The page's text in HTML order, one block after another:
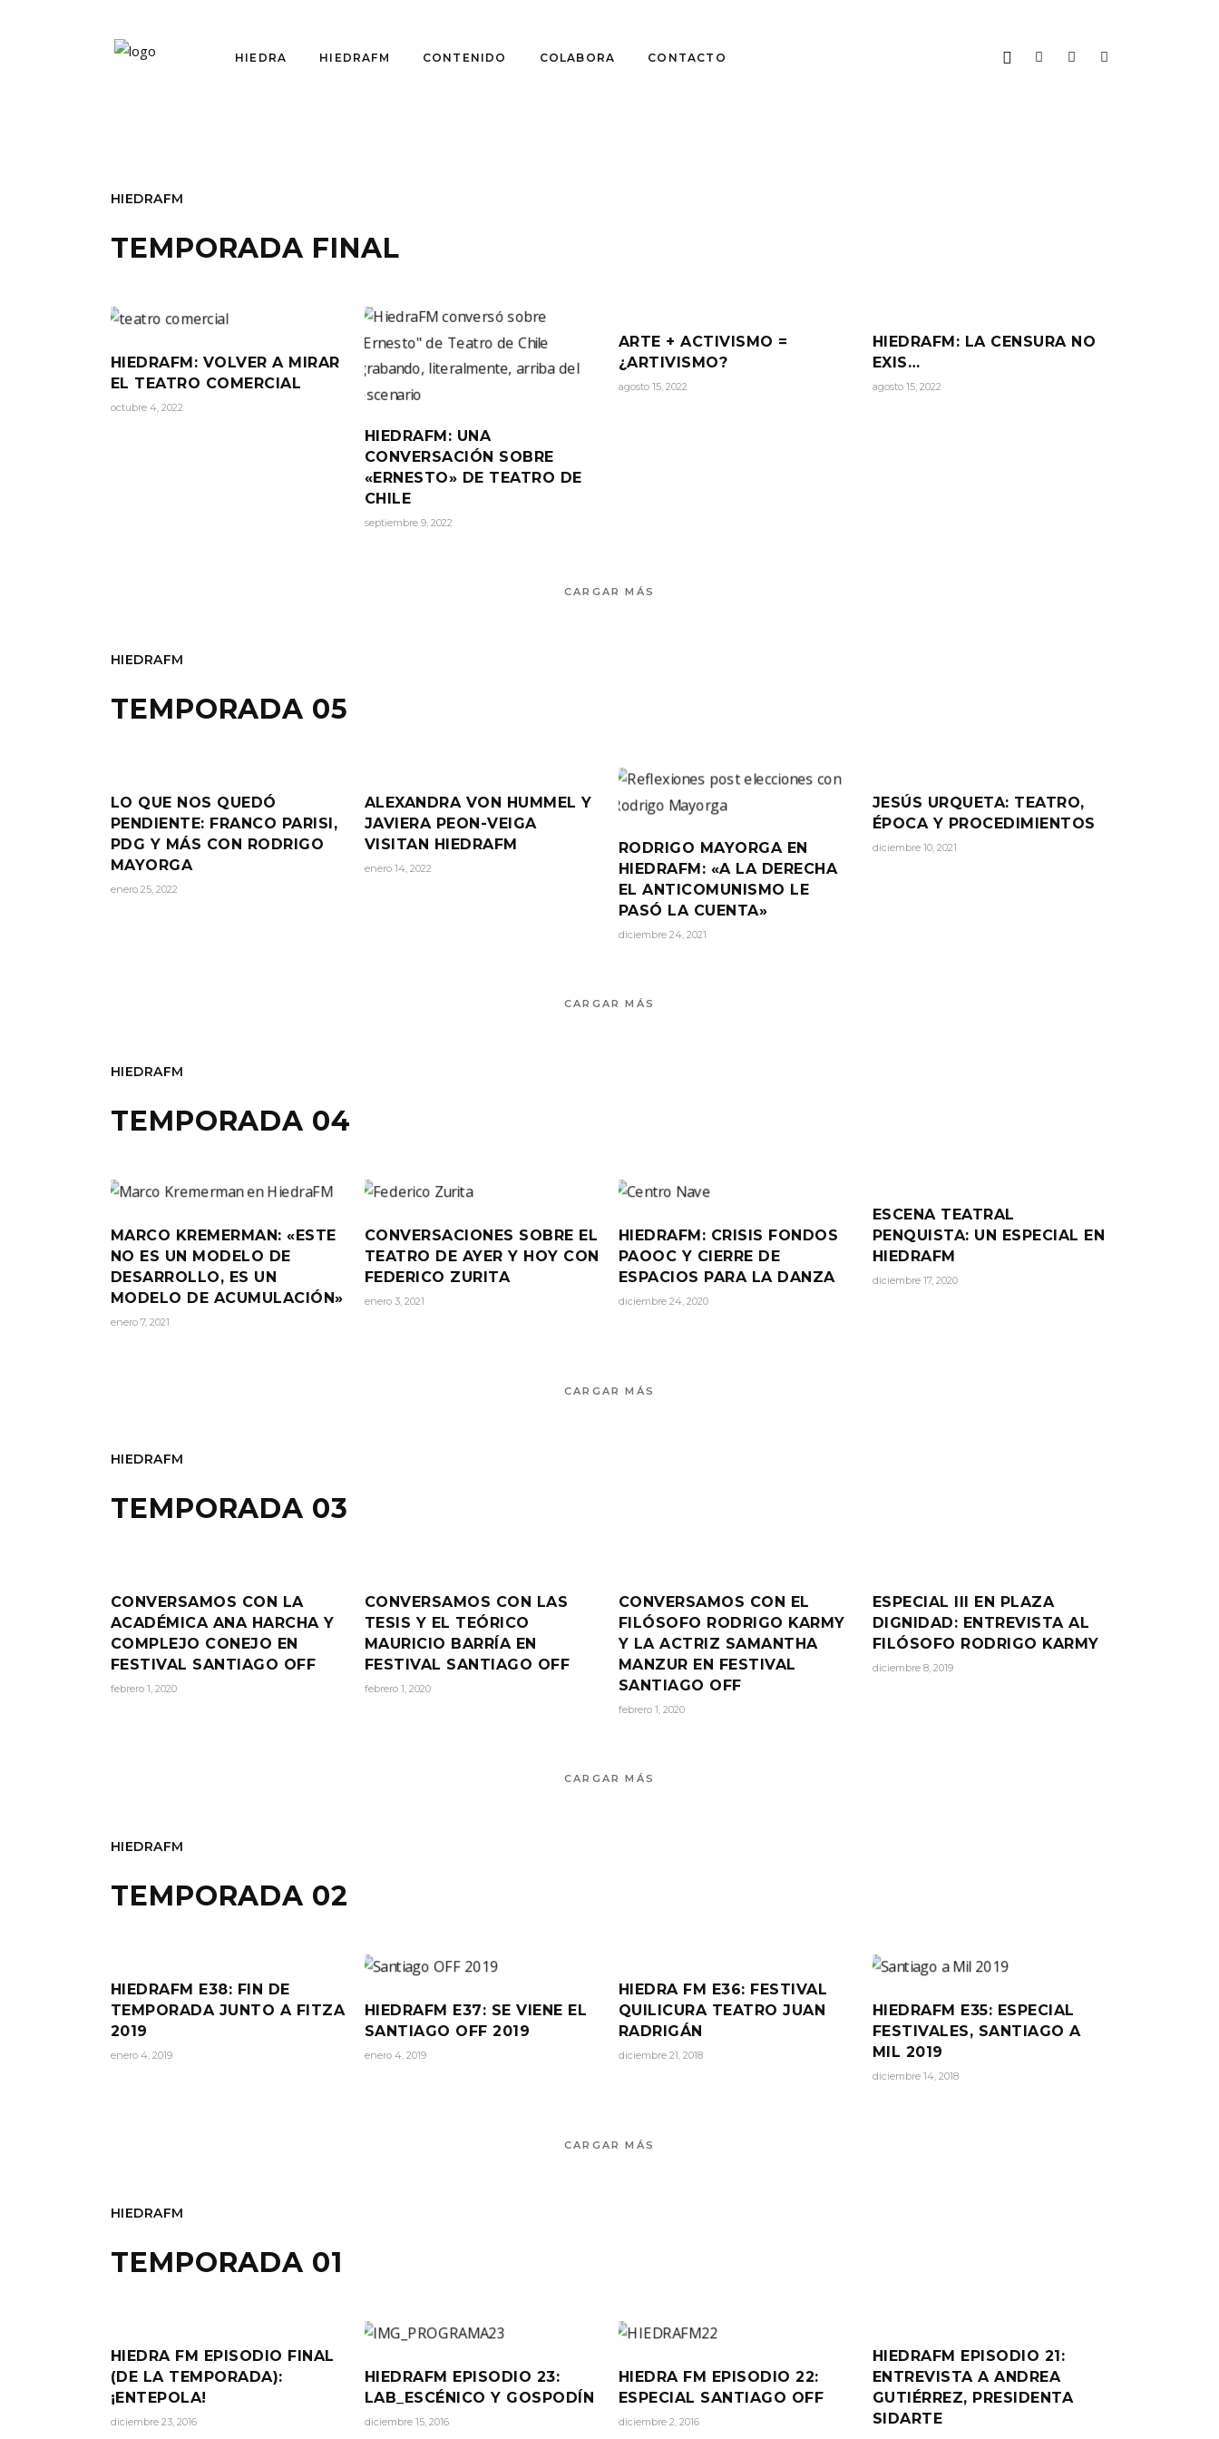
HIEDRA HIEDRAFM CONTENIDO COLABORA CONTACTO
HIEDRAFM
TEMPORADA FINAL
HIEDRAFM: VOLVER A MIRAR
EL TEATRO COMERCIAL
octubre 4, 2022
HIEDRAFM: UNA
CONVERSACIÓN SOBRE
«ERNESTO» DE TEATRO DE
CHILE
septiembre 9, 2022
ARTE + ACTIVISMO =
¿ARTIVISMO?
agosto 15, 2022
HIEDRAFM: LA CENSURA NO
EXIS…
agosto 15, 2022
CARGAR MÁS
HIEDRAFM
TEMPORADA 05
LO QUE NOS QUEDÓ
PENDIENTE: FRANCO PARISI,
PDG Y MÁS CON RODRIGO
MAYORGA
enero 25, 2022
ALEXANDRA VON HUMMEL Y
JAVIERA PEON-VEIGA
VISITAN HIEDRAFM
enero 14, 2022
RODRIGO MAYORGA EN
HIEDRAFM: «A LA DERECHA
EL ANTICOMUNISMO LE
PASÓ LA CUENTA»
diciembre 24, 2021
JESÚS URQUETA: TEATRO,
ÉPOCA Y PROCEDIMIENTOS
diciembre 10, 2021
CARGAR MÁS
HIEDRAFM
TEMPORADA 04
MARCO KREMERMAN: «ESTE
NO ES UN MODELO DE
DESARROLLO, ES UN
MODELO DE ACUMULACIÓN»
enero 7, 2021
CONVERSACIONES SOBRE EL
TEATRO DE AYER Y HOY CON
FEDERICO ZURITA
enero 3, 2021
HIEDRAFM: CRISIS FONDOS
PAOOC Y CIERRE DE
ESPACIOS PARA LA DANZA
diciembre 24, 2020
ESCENA TEATRAL
PENQUISTA: UN ESPECIAL EN
HIEDRAFM
diciembre 17, 2020
CARGAR MÁS
HIEDRAFM
TEMPORADA 03
CONVERSAMOS CON LA
ACADÉMICA ANA HARCHA Y
COMPLEJO CONEJO EN
FESTIVAL SANTIAGO OFF
febrero 1, 2020
CONVERSAMOS CON LAS
TESIS Y EL TEÓRICO
MAURICIO BARRÍA EN
FESTIVAL SANTIAGO OFF
febrero 1, 2020
CONVERSAMOS CON EL
FILÓSOFO RODRIGO KARMY
Y LA ACTRIZ SAMANTHA
MANZUR EN FESTIVAL
SANTIAGO OFF
febrero 1, 2020
ESPECIAL III EN PLAZA
DIGNIDAD: ENTREVISTA AL
FILÓSOFO RODRIGO KARMY
diciembre 8, 2019
CARGAR MÁS
HIEDRAFM
TEMPORADA 02
HIEDRAFM E38: FIN DE
TEMPORADA JUNTO A FITZA
2019
enero 4, 2019
HIEDRAFM E37: SE VIENE EL
SANTIAGO OFF 2019
enero 4, 2019
HIEDRA FM E36: FESTIVAL
QUILICURA TEATRO JUAN
RADRIGÁN
diciembre 21, 2018
HIEDRAFM E35: ESPECIAL
FESTIVALES, SANTIAGO A
MIL 2019
diciembre 14, 2018
CARGAR MÁS
HIEDRAFM
TEMPORADA 01
HIEDRA FM EPISODIO FINAL
(DE LA TEMPORADA):
¡ENTEPOLA!
diciembre 23, 2016
HIEDRAFM EPISODIO 23:
LAB_ESCÉNICO Y GOSPODÍN
diciembre 15, 2016
HIEDRA FM EPISODIO 22:
ESPECIAL SANTIAGO OFF
diciembre 2, 2016
HIEDRAFM EPISODIO 21:
ENTREVISTA A ANDREA
GUTIÉRREZ, PRESIDENTA
SIDARTE